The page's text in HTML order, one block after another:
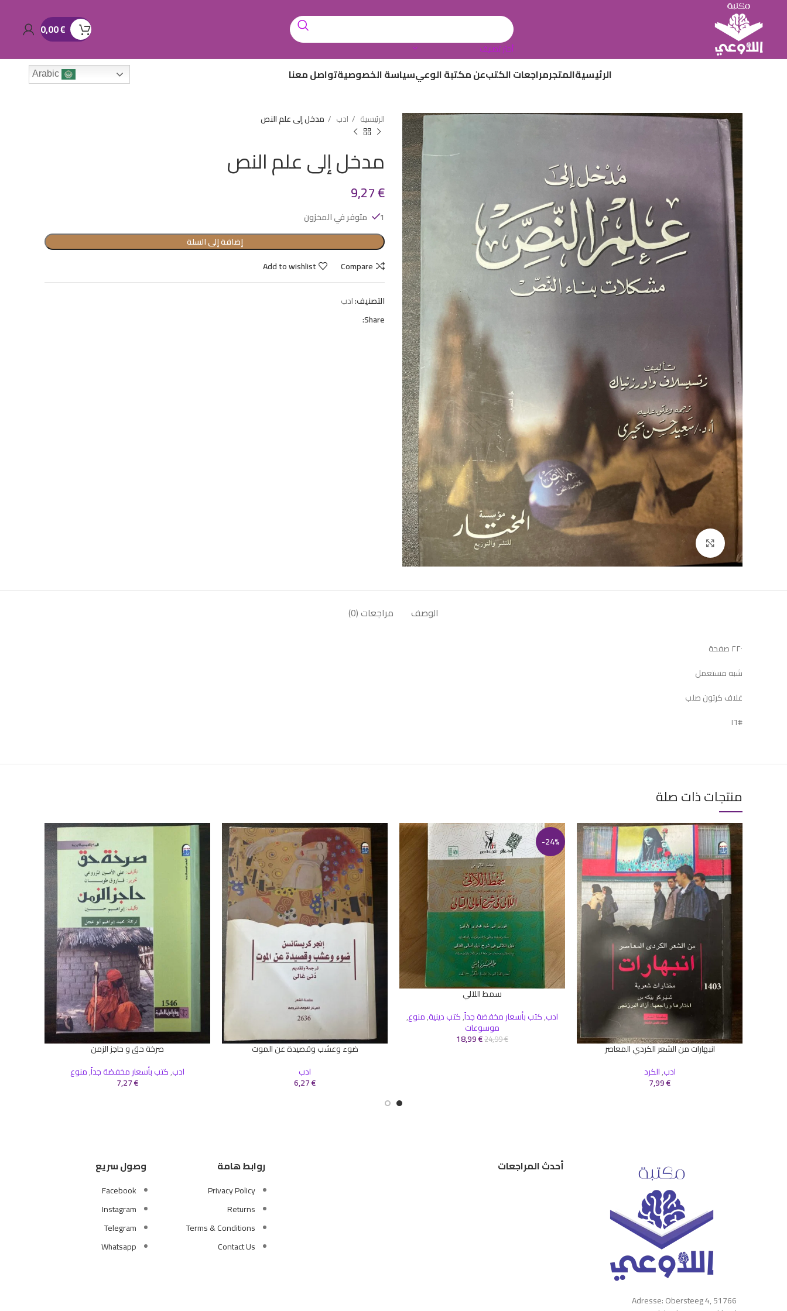
أختر تصنيف
0,00€
الرئيسيةالمتجرمراجعات الكتبعن مكتبة الوعيسياسة الخصوصيةتواصل معنا Arabic
Click to enlarge
الرئيسية ادب مدخل إلى علم النص
مدخل إلى علم النص
9,27€
1 متوفر في المخزون
إضافة إلى السلة
Compare
Add to wishlist
التصنيف:ادب
Share:
الوصف مراجعات (0)
٢٢٠ صفحة
شبه مستعمل
غلاف كرتون صلب
#١٦
منتجات ذات صلة
إضافة إلى السلةانبهارات من الشعر الكردي المعاصر
ادب,الكرد
7,99€
-24%
سمط اللآلي
ادب,كتب بأسعار مخفضة جداً,كتب دينية,منوع,
موسوعات
24,99€
18,99€
إضافة إلى السلةضوء وعشب وقصيدة عن الموت
ادب
6,27€
إضافة إلى السلةصرخة حق و حاجز الزمن
ادب,كتب بأسعار مخفضة جداً,منوع
7,27€
Adresse: Obersteeg 4, 51766
أحدث المراجعات روابط هامة
Privacy Policy
Returns
Terms & Conditions
Contact Us
وصول سريع
Facebook
Instagram
Telegram
Whatsapp